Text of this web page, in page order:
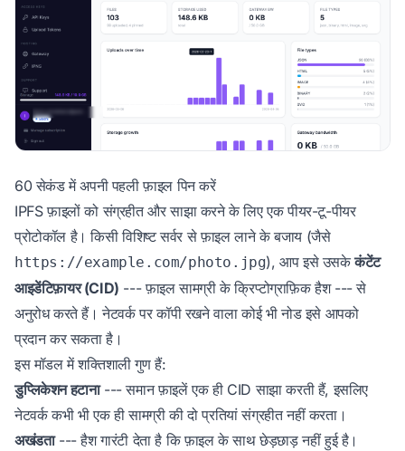
60 सेकंड में अपनी पहली फ़ाइल पिन करें
IPFS फ़ाइलों को संग्रहीत और साझा करने के लिए एक पीयर-टू-पीयर
प्रोटोकॉल है। किसी विशिष्ट सर्वर से फ़ाइल लाने के बजाय (जैसे
https://example.com/photo.jpg), आप इसे उसकेकंटेंट
आइडेंटिफ़ायर (CID) --- फ़ाइल सामग्री के क्रिप्टोग्राफ़िक हैश --- से
अनुरोध करते हैं। नेटवर्क पर कॉपी रखने वाला कोई भी नोड इसे आपको
प्रदान कर सकता है।
इस मॉडल में शक्तिशाली गुण हैं:
डुप्लिकेशन हटाना--- समान फ़ाइलें एक ही CID साझा करती हैं, इसलिए
नेटवर्क कभी भी एक ही सामग्री की दो प्रतियां संग्रहीत नहीं करता।
अखंडता--- हैश गारंटी देता है कि फ़ाइल के साथ छेड़छाड़ नहीं हुई है।